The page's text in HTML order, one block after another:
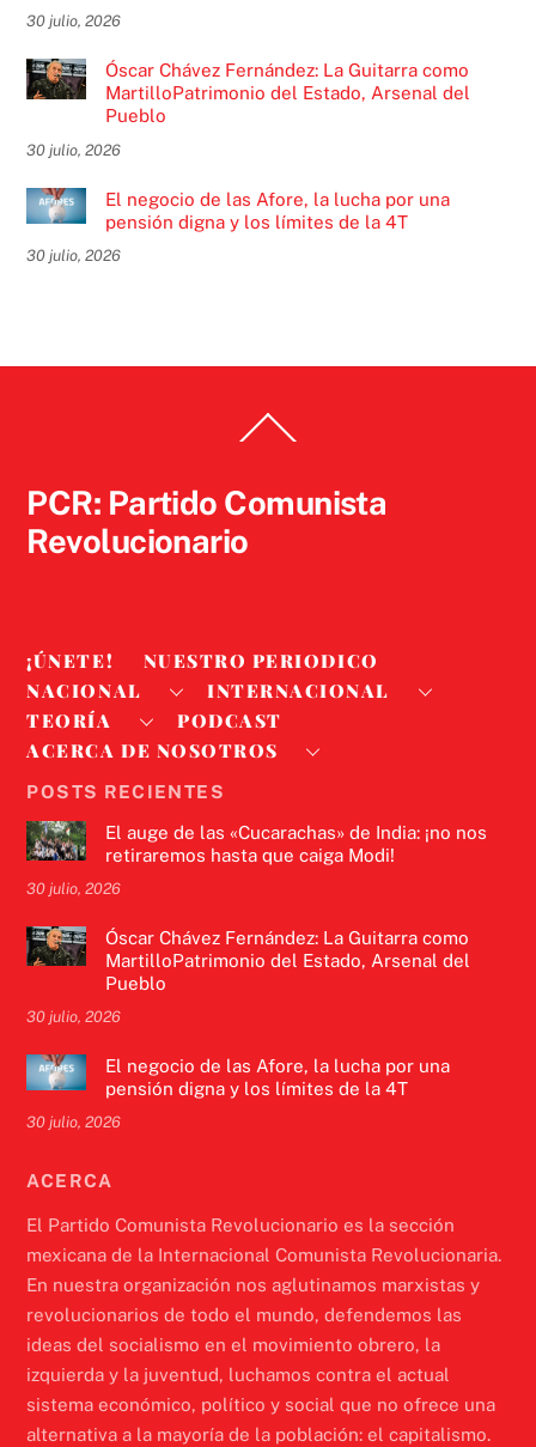
30 julio, 2026
Óscar Chávez Fernández: La Guitarra como
MartilloPatrimonio del Estado, Arsenal del
Pueblo
30 julio, 2026
El negocio de las Afore, la lucha por una
pensión digna y los límites de la 4T
30 julio, 2026
To
PCR: Partido Comunista
Revolucionario
¡ÚNETE!
NUESTRO PERIODICO
NACIONAL
INTERNACIONAL
TEORÍA
PODCAST
ACERCA DE NOSOTROS
POSTS RECIENTES
El auge de las «Cucarachas» de India: ¡no nos
retiraremos hasta que caiga Modi!
30 julio, 2026
Óscar Chávez Fernández: La Guitarra como
MartilloPatrimonio del Estado, Arsenal del
Pueblo
30 julio, 2026
El negocio de las Afore, la lucha por una
pensión digna y los límites de la 4T
30 julio, 2026
ACERCA
El Partido Comunista Revolucionario es la sección
mexicana de la Internacional Comunista Revolucionaria.
En nuestra organización nos aglutinamos marxistas y
revolucionarios de todo el mundo, defendemos las
ideas del socialismo en el movimiento obrero, la
izquierda y la juventud, luchamos contra el actual
sistema económico, político y social que no ofrece una
alternativa a la mayoría de la población: el capitalismo.